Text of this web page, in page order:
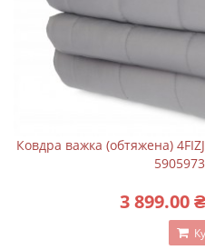
Ковдра важка (обтяжена)
3 899.00 ₴